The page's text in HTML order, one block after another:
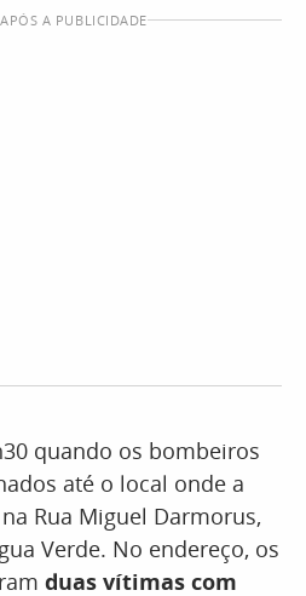
A PUBLICIDADE
quando os bombeiros
até o local onde a
Rua Miguel Darmorus,
Verde. No endereço, os
duas vítimas com